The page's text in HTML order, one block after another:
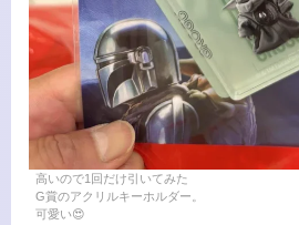
高いので1回だけ引いてみた
G賞のアクリルキーホルダー。
可愛い😍